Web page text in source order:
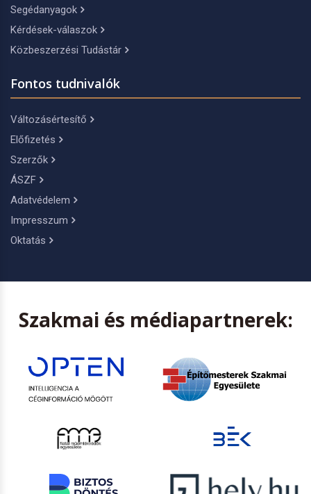
Segédanyagok
Kérdések-válaszok
Közbeszerzési Tudástár
Fontos tudnivalók
Változásértesítő
Előfizetés
Szerzők
ÁSZF
Adatvédelem
Impresszum
Oktatás
Szakmai és médiapartnerek: